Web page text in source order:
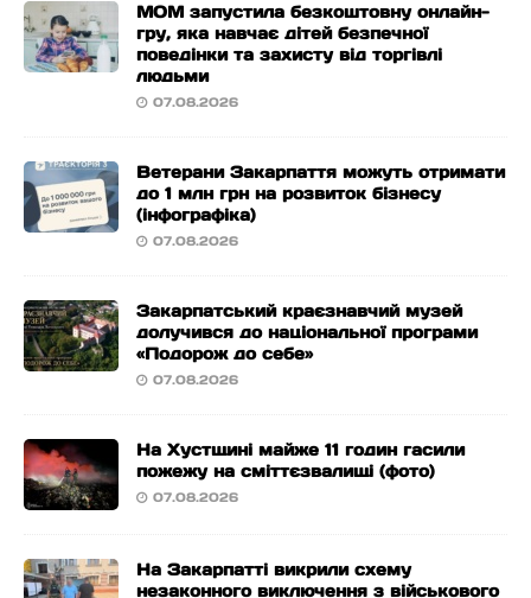
МОМ запустила безкоштовну онлайн-
гру, яка навчає дітей безпечної
поведінки та захисту від торгівлі
людьми
07.08.2026
Ветерани Закарпаття можуть отримати
до 1 млн грн на розвиток бізнесу
(інфографіка)
07.08.2026
Закарпатський краєзнавчий музей
долучився до національної програми
«Подорож до себе»
07.08.2026
На Хустщині майже 11 годин гасили
пожежу на сміттєзвалищі (фото)
07.08.2026
На Закарпатті викрили схему
незаконного виключення з військового